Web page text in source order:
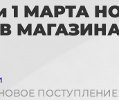
1 МАРТА